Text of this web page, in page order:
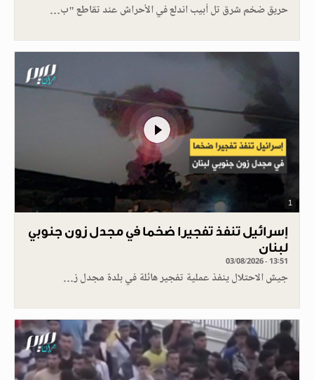
حريق ضخم شرق تل أبيب اندلع في الأحراش عند تقاطع "ب…
1
إسرائيل تنفذ تفجيرا ضخما في مجدل زون جنوبي
لبنان
03/08/2026 - 13:51
جيش الاحتلال ينفذ عملية تفجير هائلة في بلدة مجدل ز…